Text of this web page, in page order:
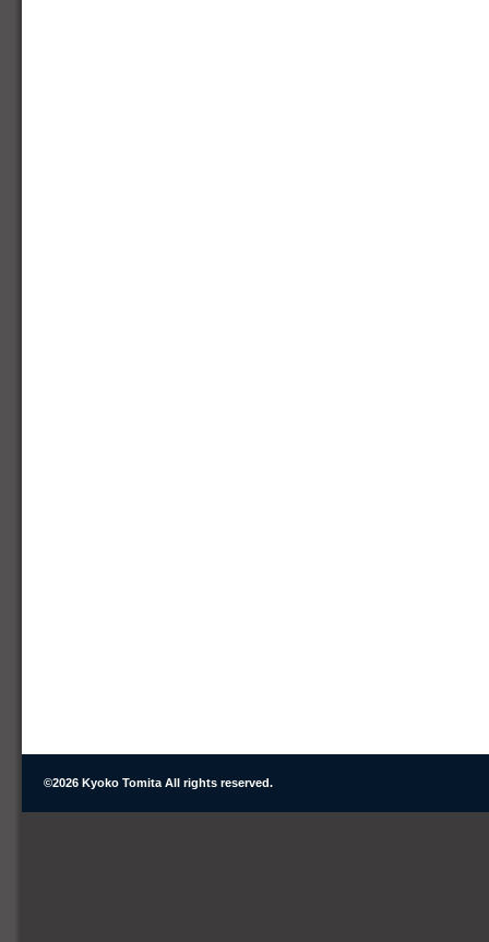
©2026 Kyoko Tomita All rights reserved.